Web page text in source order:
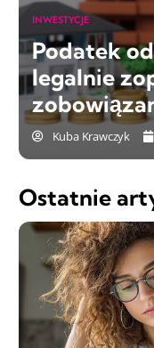
INWESTYCJE
Podatek
legalnie
Kuba Krawczyk
Ostatnie